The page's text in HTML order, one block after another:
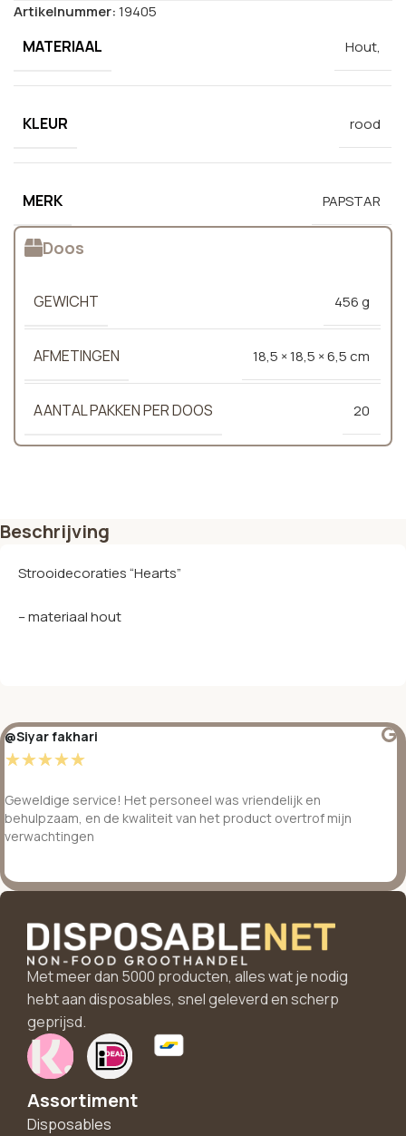
Artikelnummer:19405
MATERIAAL Hout,
KLEUR rood
MERK PAPSTAR
Doos
GEWICHT 456 g
AFMETINGEN 18,5 × 18,5 × 6,5 cm
AANTAL PAKKEN PER DOOS 20
Beschrijving
Strooidecoraties “Hearts”
– materiaal hout
@Siyar fakhari
☆☆☆☆☆
Geweldige service! Het personeel was vriendelijk en
behulpzaam, en de kwaliteit van het product overtrof mijn
verwachtingen
Met meer dan 5000 producten, alles wat je nodig
hebt aan disposables, snel geleverd en scherp
geprijsd.
Assortiment
Disposables